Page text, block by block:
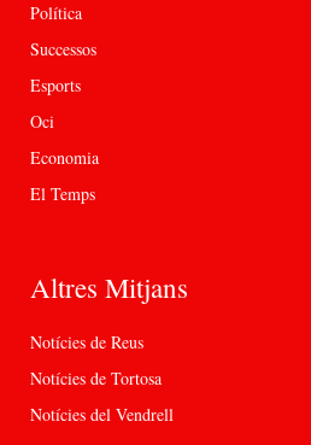
Política
Successos
Esports
Oci
Economia
El Temps
Altres Mitjans
Notícies de Reus
Notícies de Tortosa
Notícies del Vendrell